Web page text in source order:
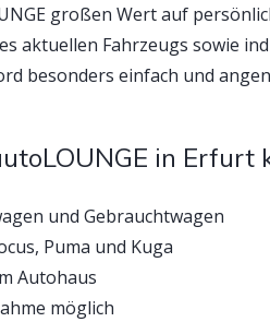
großen Wert auf
aktuellen Fahrzeugs sowie
besonders einfach und
in Erfurt
und Gebrauchtwagen
Puma und Kuga
Autohaus
möglich